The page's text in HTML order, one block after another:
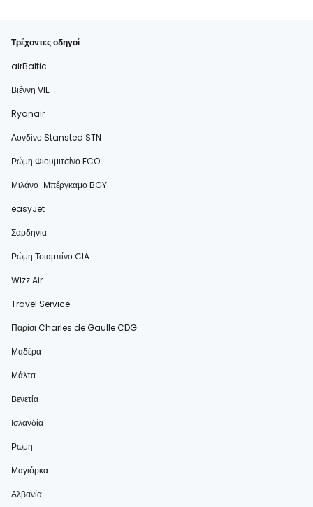
Τρέχοντες οδηγοί
airBaltic
Βιέννη VIE
Ryanair
Λονδίνο Stansted STN
Ρώμη Φιουμιτσίνο FCO
Μιλάνο-Μπέργκαμο BGY
easyJet
Σαρδηνία
Ρώμη Τσιαμπίνο CIA
Wizz Air
Travel Service
Παρίσι Charles de Gaulle CDG
Μαδέρα
Μάλτα
Βενετία
Ισλανδία
Ρώμη
Μαγιόρκα
Αλβανία